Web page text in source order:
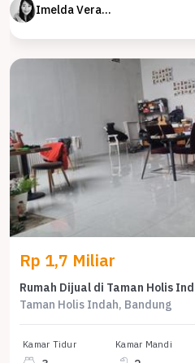
Imelda Veranika
Rp 1,7 Miliar
Taman Holis Indah, Bandung
Kamar Tidur Kamar Mandi